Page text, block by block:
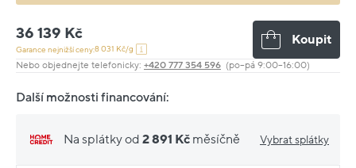
36 139 Kč
Garance nejnižší ceny:8 031 Kč/g
Koupit
Nebo objednejte telefonicky: +420 777 354 596 (po–pá 9:00–16:00)
Další možnosti financování:
Na splátky od 2 891 Kč měsíčně Vybrat splátky